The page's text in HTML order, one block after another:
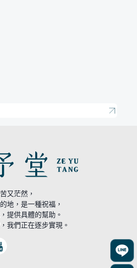
又茫然，
地，是一種祝福，
提供具體的幫助。
我們正在逐步實現。